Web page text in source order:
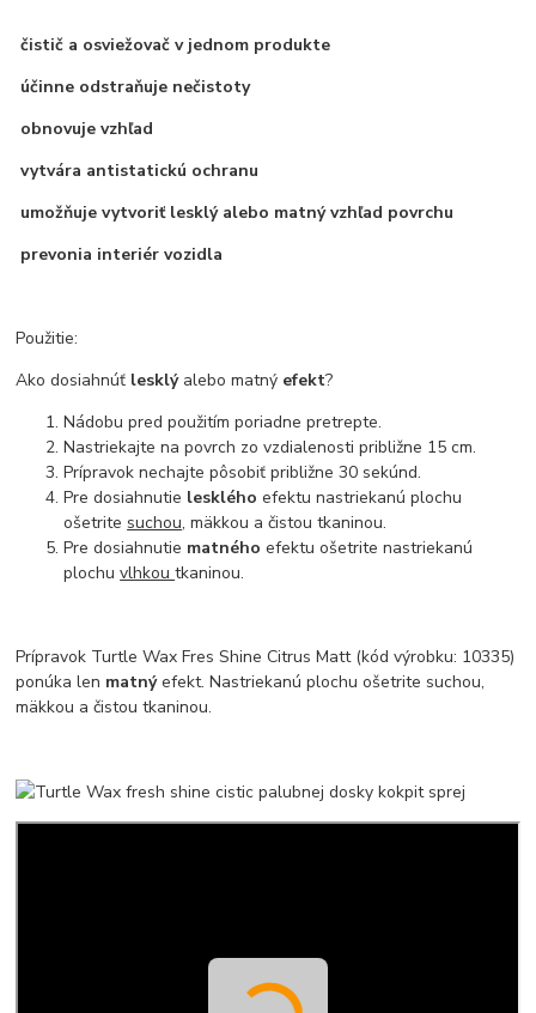
čistič a osviežovač v jednom produkte
účinne odstraňuje nečistoty
obnovuje vzhľad
vytvára antistatickú ochranu
umožňuje vytvoriť lesklý alebo matný vzhľad povrchu
prevonia interiér vozidla
Použitie:
Ako dosiahnúť lesklý alebo matný efekt?
Nádobu pred použitím poriadne pretrepte.
Nastriekajte na povrch zo vzdialenosti približne 15 cm.
Prípravok nechajte pôsobiť približne 30 sekúnd.
Pre dosiahnutie leskléhoefektu nastriekanú plochu
ošetrite suchou, mäkkou a čistou tkaninou.
Pre dosiahnutie matnéhoefektu ošetrite nastriekanú
plochuvlhkoutkaninou.
Prípravok Turtle Wax Fres Shine Citrus Matt (kód výrobku: 10335)
ponúka len matnýefekt. Nastriekanú plochu ošetrite suchou,
mäkkou a čistou tkaninou.